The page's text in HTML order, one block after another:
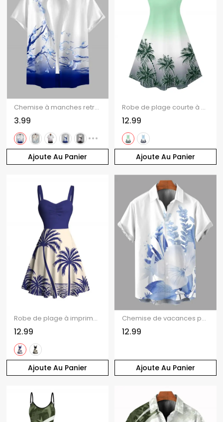
Ajoute Au Panier
Chemise à manches retroussées pour homme, à imprimé floral, boutonnée, manches courtes, style décontracté.
3.99
Ajoute Au Panier
Robe de plage courte à motif cocotier ombré, bretelles spaghetti, col V et coupe trapèze
12.99
Ajoute Au Panier
Robe de plage à imprimé cocotier colorblock et froncée
12.99
Ajoute Au Panier
Chemise de vacances pour homme, imprimé fleurs et feuilles, à boutons
12.99